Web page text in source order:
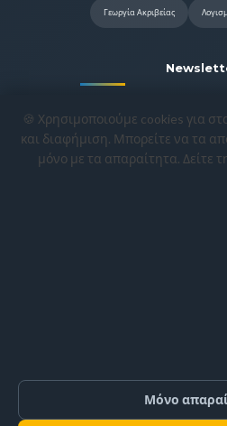
Γεωργία Ακριβείας
Γραφτείτε για να
προσφορές και τα νέα
Ε.Π.Ε.— Αρ. ΓΕΜΗ
rights reserved. |
Πολιτική ΑπορρήτουΌροι
🍪 Χρησιμοποιούμε cookies για
και διαφήμιση. Μπορείτε να τα
μόνο με τα απαραίτητα. Δείτε
Μόνο